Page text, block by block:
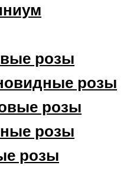
розы
розы
розы
розы
розы